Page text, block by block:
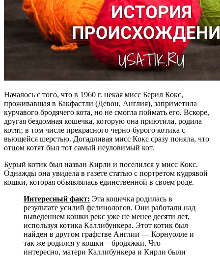
Началось с того, что в 1960 г. некая мисс Берил Кокс,
проживавшая в Бакфастли (Девон, Англия), заприметила
курчавого бродячего кота, но не смогла поймать его. Вскоре,
другая бездомная кошечка, которую она приютила, родила
котят, в том числе прекрасного черно-бурого котика с
вьющейся шерстью. Догадливая мисс Кокс сразу поняла, что
отцом котят был тот самый неуловимый кот.
Бурый котик был назван Кирли и поселился у мисс Кокс.
Однажды она увидела в газете статью с портретом кудрявой
кошки, которая объявлялась единственной в своем роде.
Интересный факт: Эта кошечка родилась в
результате усилий фелинологов. Они работали над
выведением кошки рекс уже не менее десяти лет,
используя котика Каллибункера. Этот котик был
найден в другом графстве Англии — Корнуолле и
так же родился у кошки – бродяжки. Что
интересно, матери Каллибункера и Кирли были